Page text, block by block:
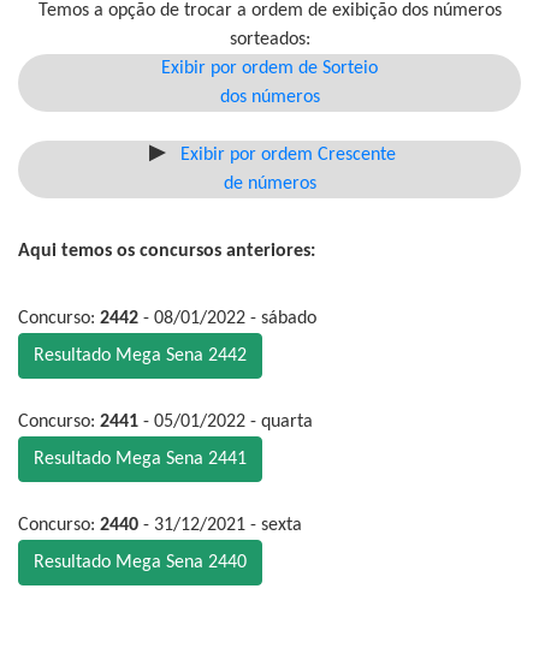
Temos a opção de trocar a ordem de exibição dos números
sorteados:
Exibir por ordem de Sorteio
dos números
Exibir por ordem Crescente
de números
Aqui temos os concursos anteriores:
Concurso: 2442 - 08/01/2022 - sábado
Resultado Mega Sena 2442
Concurso: 2441 - 05/01/2022 - quarta
Resultado Mega Sena 2441
Concurso: 2440 - 31/12/2021 - sexta
Resultado Mega Sena 2440